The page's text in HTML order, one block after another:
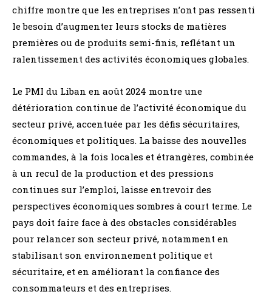
chiffre montre que les entreprises n’ont pas ressenti
le besoin d’augmenter leurs stocks de matières
premières ou de produits semi-finis, reflétant un
ralentissement des activités économiques globales.
Le PMI du Liban en août 2024 montre une
détérioration continue de l’activité économique du
secteur privé, accentuée par les défis sécuritaires,
économiques et politiques. La baisse des nouvelles
commandes, à la fois locales et étrangères, combinée
à un recul de la production et des pressions
continues sur l’emploi, laisse entrevoir des
perspectives économiques sombres à court terme. Le
pays doit faire face à des obstacles considérables
pour relancer son secteur privé, notamment en
stabilisant son environnement politique et
sécuritaire, et en améliorant la confiance des
consommateurs et des entreprises.